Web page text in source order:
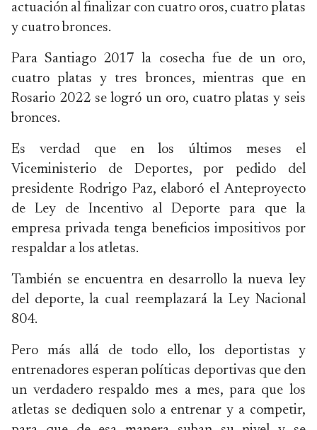
actuación al finalizar con cuatro oros, cuatro platas
y cuatro bronces.
Para Santiago 2017 la cosecha fue de un oro,
cuatro platas y tres bronces, mientras que en
Rosario 2022 se logró un oro, cuatro platas y seis
bronces.
Es verdad que en los últimos meses el
Viceministerio de Deportes, por pedido del
presidente Rodrigo Paz, elaboró el Anteproyecto
de Ley de Incentivo al Deporte para que la
empresa privada tenga beneficios impositivos por
respaldar a los atletas.
También se encuentra en desarrollo la nueva ley
del deporte, la cual reemplazará la Ley Nacional
804.
Pero más allá de todo ello, los deportistas y
entrenadores esperan políticas deportivas que den
un verdadero respaldo mes a mes, para que los
atletas se dediquen solo a entrenar y a competir,